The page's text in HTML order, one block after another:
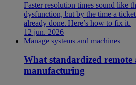
Faster resolution times sound like
dysfunction, but by the time a
already done. Here’s how to fix it.
12 jun. 2026
Manage systems and machines
What standardized remote
manufacturing